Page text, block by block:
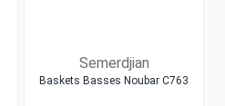
Semerdjian
Baskets Basses Noubar C763